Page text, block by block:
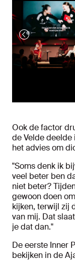
Ook de factor
de Velde
het advies om
"Soms denk ik
veel beter ben
niet beter?
gewoon doen
kijken, terwijl zij
van mij. Dat
je dat dan."
De eerste Inner
bekijken in de